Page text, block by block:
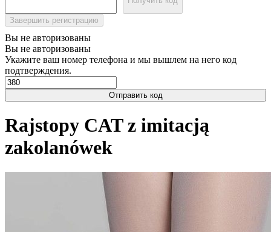
Завершить регистрацию
Вы не авторизованы
Вы не авторизованы
Укажите ваш номер телефона и мы вышлем на него код
подтверждения.
Отправить код
Rajstopy CAT z imitacją
zakolanówek